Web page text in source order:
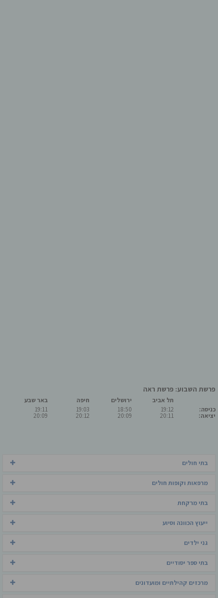
פרשת השבוע: פרשת ראה
כניסה:
יציאה:
תל אביב
19:12
20:11
ירושלים
18:50
20:09
חיפה
19:03
20:12
באר שבע
19:11
20:09
בתי חולים
מרפאות וקופות חולים
בתי מרקחת
ייעוץ הכוונה וסיוע
גני ילדים
בתי ספר יסודיים
מרכזים קהילתיים ומועדונים